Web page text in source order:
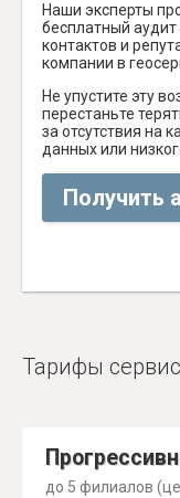
Наши эксперты
бесплатный аудит
контактов и
компании в
Не упустите эту
перестаньте
за отсутствия на
данных или
Получить
Тарифы
до 5 филиалов